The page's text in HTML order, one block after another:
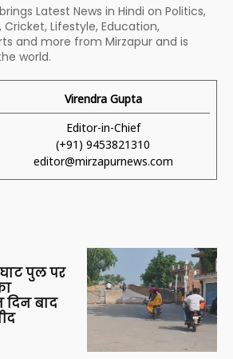
brings Latest News in Hindi on Politics,
Cricket, Lifestyle, Education,
and more from Mirzapur and is
world.
Virendra Gupta
Editor-in-Chief
(+91) 9453821310
editor@mirzapurnews.com
पुल पर
बाद